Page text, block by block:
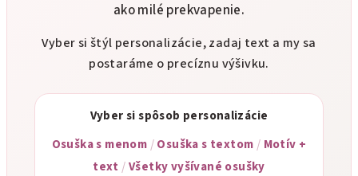
ako milé prekvapenie.
Vyber si štýl personalizácie, zadaj text a my sa
postaráme o precíznu výšivku.
Vyber si spôsob personalizácie
Osuška s menom /Osuška s textom / Motív +
text /Všetky vyšívané osušky